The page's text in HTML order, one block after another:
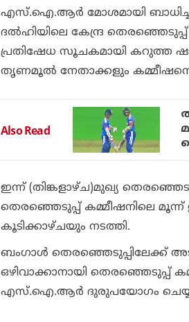
എസ്.ഐ.ആര്‍ മോശമായി ബാധിച്ച
ദല്‍ഹിയിലെ കേന്ദ്ര
പ്രതിഷേധ സൂചകമായി കറുത്ത
തൃണമൂല്‍ നേതാക്കളും കമ്മീഷനെ
Also Read
ഇന്ന് (തിങ്കളാഴ്ച)മുഖ്യ
തെരഞ്ഞെടുപ്പ് കമ്മീഷനിലെ മൂന്ന്
കൂടിക്കാഴ്ചയും നടത്തി.
ബംഗാള്‍ തെരഞ്ഞെടുപ്പിലേക്ക്
ഒഴിവാക്കാനായി തെരഞ്ഞെടുപ്പ്
എസ്.ഐ.ആര്‍ ദുരുപയോഗം